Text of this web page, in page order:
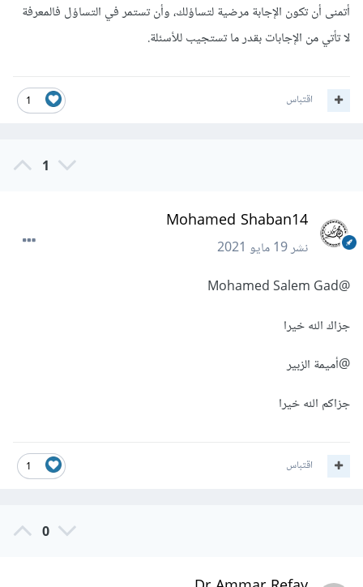
أتمنى أن تكون الإجابة مرضية لتساؤلك، وأن تستمر في التساؤل فالمعرفة
لا تأتي من الإجابات بقدر ما تستجيب للأسئلة.
1 اقتباس
1
Mohamed Shaban14
نشر19 مايو 2021
@Mohamed Salem Gad
جزاك الله خيرا
@أميمة الزبير
جزاكم الله خيرا
1 اقتباس
0